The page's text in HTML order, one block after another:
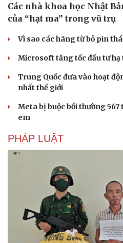
Các nhà khoa học Nhật
của “hạt ma” trong vũ trụ
Vì sao các hãng từ bỏ pin
Microsoft tăng tốc đầu tư hạ
Trung Quốc đưa vào hoạt
nhất thế giới
Meta bị buộc bồi thường 567
em
PHÁP LUẬT